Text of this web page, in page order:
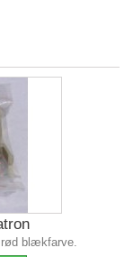
blækfarve.